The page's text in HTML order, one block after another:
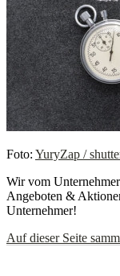
Foto: YuryZap /
Wir vom
Angeboten &
Unternehmer!
Auf dieser Seite